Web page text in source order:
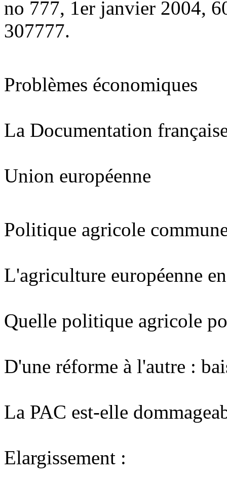
no 777, 1er janvier 2004,
307777.
Problèmes économiques
La Documentation
Union européenne
Politique agricole
L'agriculture européenne
Quelle politique agricole
D'une réforme à l'autre :
La PAC est-elle
Elargissement :